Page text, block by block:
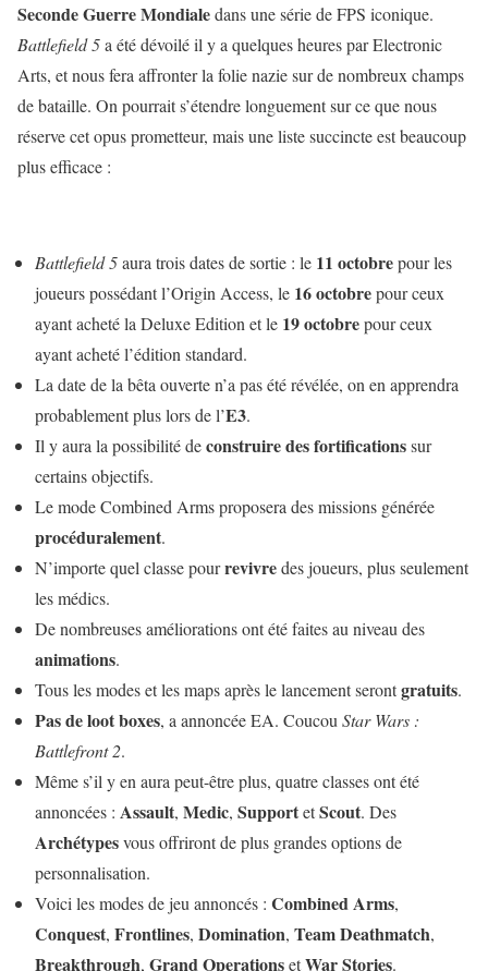
Seconde Guerre Mondialedans une série de FPS iconique.
Battlefield 5a été dévoilé il y a quelques heures par Electronic
Arts, et nous fera affronter la folie nazie sur de nombreux champs
de bataille. On pourrait s’étendre longuement sur ce que nous
réserve cet opus prometteur, mais une liste succincte est beaucoup
plus efficace :
Battlefield 5aura trois dates de sortie : le 11 octobrepour les
joueurs possédant l’Origin Access, le 16 octobrepour ceux
ayant acheté la Deluxe Edition et le 19 octobrepour ceux
ayant acheté l’édition standard.
La date de la bêta ouverte n’a pas été révélée, on en apprendra
probablement plus lors de l’E3.
Il y aura la possibilité deconstruire des fortificationssur
certains objectifs.
Le mode Combined Arms proposera des missions générée
procéduralement.
N’importe quel classe pourrevivredes joueurs, plus seulement
les médics.
De nombreuses améliorations ont été faites au niveau des
animations.
Tous les modes et les maps après le lancement serontgratuits.
Pas de loot boxes, a annoncée EA. Coucou Star Wars :
Battlefront 2.
Même s’il y en aura peut-être plus, quatre classes ont été
annoncées : Assault, Medic, SupportetScout. Des
Archétypesvous offriront de plus grandes options de
personnalisation.
Voici les modes de jeu annoncés : Combined Arms,
Conquest, Frontlines, Domination, Team Deathmatch,
Breakthrough, Grand OperationsetWar Stories.